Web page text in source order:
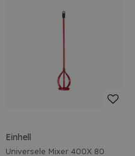
Einhell
Universele Mixer 400X 80